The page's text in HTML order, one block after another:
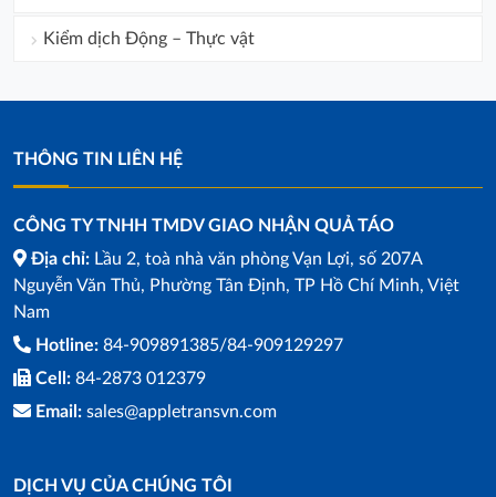
Kiểm dịch Động – Thực vật
THÔNG TIN LIÊN HỆ
CÔNG TY TNHH TMDV GIAO NHẬN QUẢ TÁO
Địa chỉ: Lầu 2, toà nhà văn phòng Vạn Lợi, số 207A
Nguyễn Văn Thủ, Phường Tân Định, TP Hồ Chí Minh, Việt
Nam
Hotline: 84-909891385/84-909129297
Cell: 84-2873 012379
Email: sales@appletransvn.com
DỊCH VỤ CỦA CHÚNG TÔI